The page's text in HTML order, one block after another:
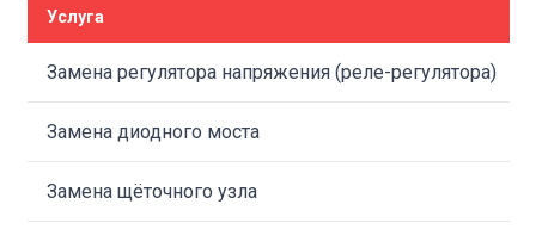
Услуга
Замена регулятора напряжения (реле-регулятора)
Замена диодного моста
Замена щёточного узла